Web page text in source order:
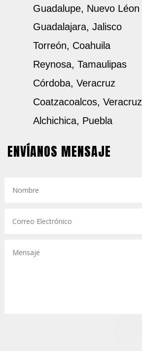
Guadalupe, Nuevo Léon
Guadalajara, Jalisco
Torreón, Coahuila
Reynosa, Tamaulipas
Córdoba, Veracruz
Coatzacoalcos, Veracruz
Alchichica, Puebla
ENVÍANOS MENSAJE